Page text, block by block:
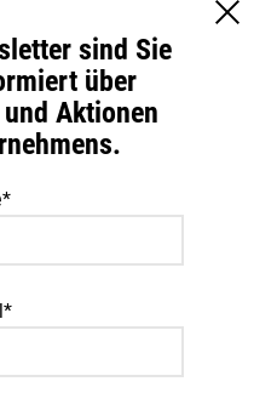
– für alle
Holzdecks, Gartenmöbel
und Edelhölzern, wie z. B.
sind Sie
über
Aktionen